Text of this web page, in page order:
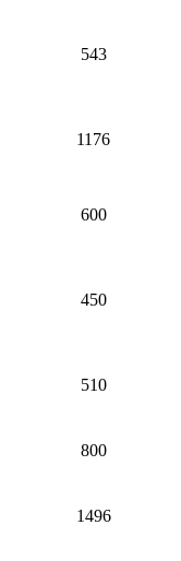
543
1176
600
450
510
800
1496